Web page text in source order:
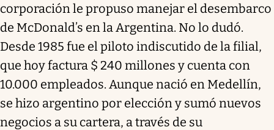
corporación le propuso manejar el desembarco
de McDonald’s en la Argentina. No lo dudó.
Desde 1985 fue el piloto indiscutido de la filial,
que hoy factura $ 240 millones y cuenta con
10.000 empleados. Aunque nació en Medellín,
se hizo argentino por elección y sumó nuevos
negocios a su cartera, a través de su